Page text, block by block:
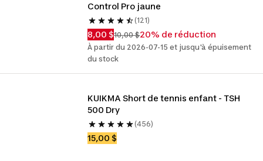
Control Pro jaune
(121)
8,00 $10,00 $20% de réduction
À partir du 2026-07-15 et jusqu'à épuisement
du stock
KUIKMA Short de tennis enfant - TSH
500 Dry
(456)
15,00 $